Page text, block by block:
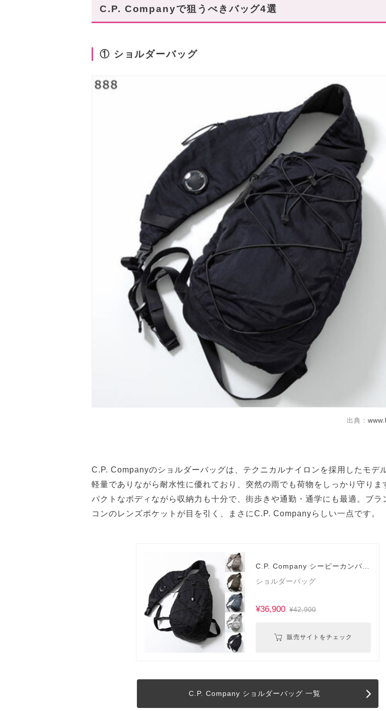
C.P. Companyで狙うべきバッグ4選
① ショルダーバッグ
出典：
C.P. Companyのショルダーバッグは、テクニカルナイロンを採用したモデ
軽量でありながら耐水性に優れており、突然の雨でも荷物をしっかり守りま
パクトなボディながら収納力も十分で、街歩きや通勤・通学にも最適。ブラ
コンのレンズポケットが目を引く、まさにC.P. Companyらしい一点です。
C.P. Company シーピーカンパニ
ショルダーバッグ
¥36,900 ¥42,900
販売サイトをチェック
C.P. Company ショルダーバッグ 一覧